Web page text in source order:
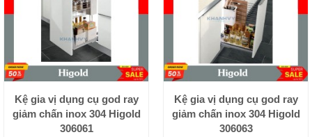
Kệ gia vị dụng cụ god ray
giảm chấn inox 304 Higold
306061
Kệ gia vị dụng cụ god ray
giảm chấn inox 304 Higold
306063